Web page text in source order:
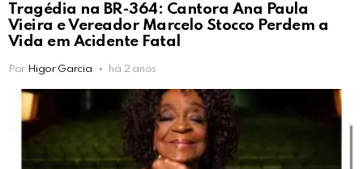
Tragédia na BR-364: Cantora Ana Paula
Vieira e Vereador Marcelo Stocco Perdem a
Vida em Acidente Fatal
Por Higor Garcia há 2 anos